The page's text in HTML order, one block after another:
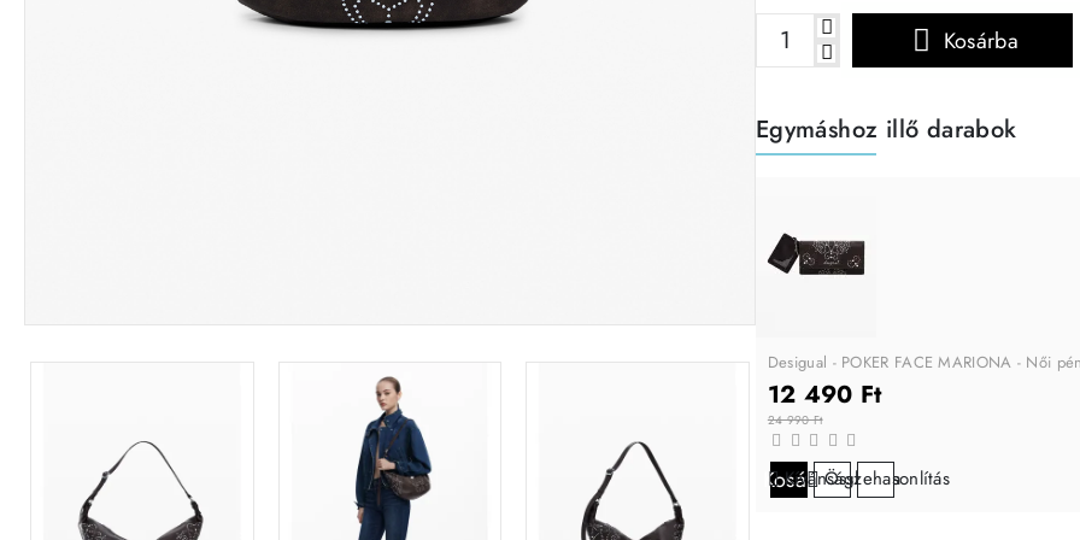
Kosárba
Egymáshoz illő darabok
Desigual - POKER FACE MARIONA - Női
12 490 Ft
24 990 Ft
Kosárba
Kívánságlistára
Összehasonlítás